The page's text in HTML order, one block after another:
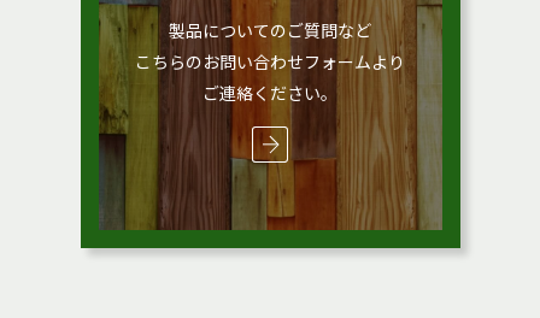
製品についてのご質問など
こちらのお問い合わせフォームより
ご連絡ください。